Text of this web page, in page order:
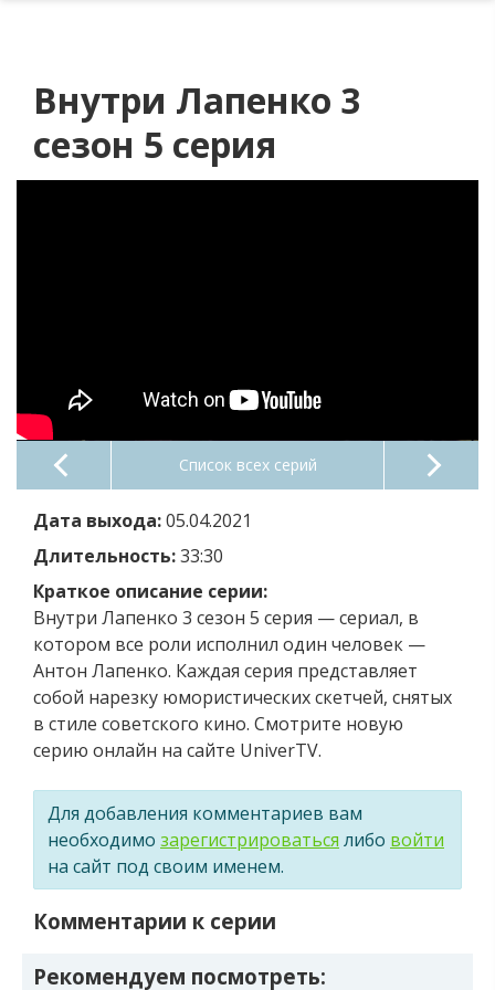
Внутри Лапенко 3
сезон 5 серия
Список всех серий
Дата выхода:05.04.2021
Длительность:33:30
Краткое описание серии:
Внутри Лапенко 3 сезон 5 серия — сериал, в
котором все роли исполнил один человек —
Антон Лапенко. Каждая серия представляет
собой нарезку юмористических скетчей, снятых
в стиле советского кино. Смотрите новую
серию онлайн на сайте UniverTV.
Для добавления комментариев вам
необходимо зарегистрироваться либо войти
на сайт под своим именем.
Комментарии к серии
Рекомендуем посмотреть: